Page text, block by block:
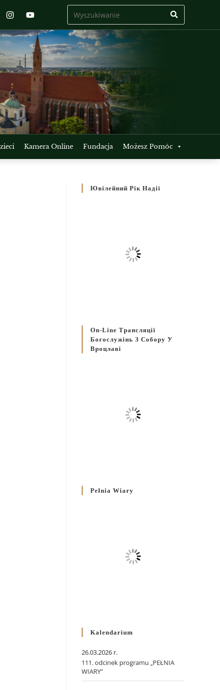
Kamera Online Fundacja Możesz Pomóc
Ювілейний Рік Надії
On-Line Трансляції
Богослужінь З Собору У
Вроцлаві
Pełnia Wiary
Kalendarium
26.03.2026 r.
111. odcinek programu „PEŁNIA
WIARY”